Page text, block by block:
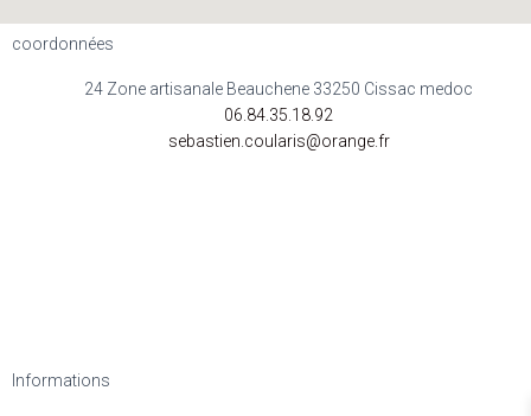
coordonnées
24 Zone artisanale Beauchene 33250 Cissac medoc
06.84.35.18.92
sebastien.coularis@orange.fr
Informations